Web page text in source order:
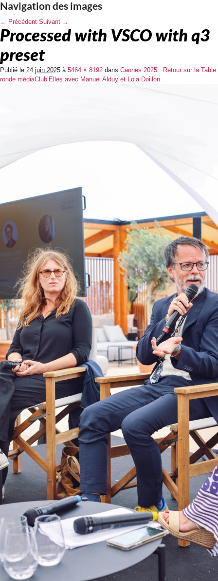
Navigation des images
← Précédent Suivant →
Processed with VSCO with q3
preset
Publié le 24 juin 2025 à 5464 × 8192 dans Cannes 2025 : Retour sur la Table
ronde médiaClub’Elles avec Manuel Alduy et Lola Doillon